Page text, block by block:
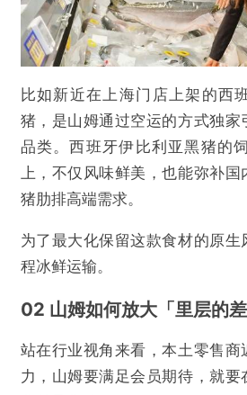
比如新近在上海门店上架的西
猪，是山姆通过空运的方式独家
品类。西班牙伊比利亚黑猪的
上，不仅风味鲜美，也能弥补国
猪肋排高端需求。
为了最大化保留这款食材的原生
程冰鲜运输。
02 山姆如何放大「里层的
站在行业视角来看，本土零售商
力，山姆要满足会员期待，就要